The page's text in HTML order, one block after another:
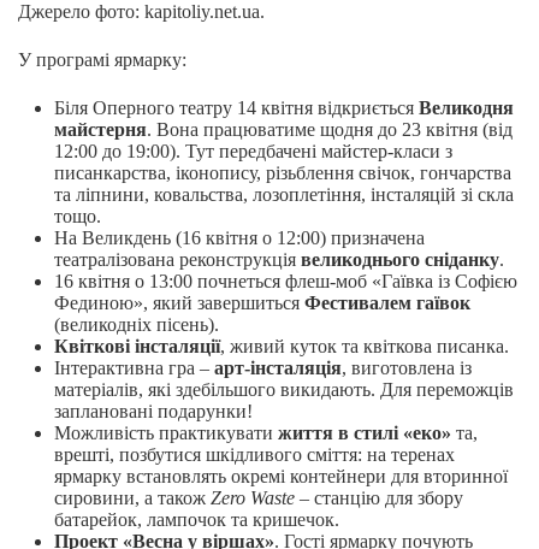
Джерело фото: kapitoliy.net.ua.
У програмі ярмарку:
Біля Оперного театру 14 квітня відкриється Великодня
майстерня. Вона працюватиме щодня до 23 квітня (від
12:00 до 19:00). Тут передбачені майстер-класи з
писанкарства, іконопису, різьблення свічок, гончарства
та ліпнини, ковальства, лозоплетіння, інсталяцій зі скла
тощо.
На Великдень (16 квітня о 12:00) призначена
театралізована реконструкція великоднього сніданку.
16 квітня о 13:00 почнеться флеш-моб «Гаївка із Софією
Фединою», який завершиться Фестивалем гаївок
(великодніх пісень).
Квіткові інсталяції, живий куток та квіткова писанка.
Інтерактивна гра – арт-інсталяція, виготовлена із
матеріалів, які здебільшого викидають. Для переможців
заплановані подарунки!
Можливість практикувати життя в стилі «еко» та,
врешті, позбутися шкідливого сміття: на теренах
ярмарку встановлять окремі контейнери для вторинної
сировини, а також Zero Waste – станцію для збору
батарейок, лампочок та кришечок.
Проект «Весна у віршах». Гості ярмарку почують